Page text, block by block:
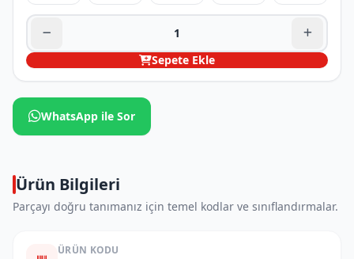
Sepete Ekle
WhatsApp ile Sor
Ürün Bilgileri
Parçayı doğru tanımanız için temel kodlar ve sınıflandırmalar.
ÜRÜN KODU